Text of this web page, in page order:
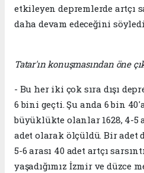
etkileyen depremlerde artçı
daha devam edeceğini
Tatar'ın konuşmasından öne
- Bu her iki çok sıra dışı
6 bini geçti. Şu anda 6 bin
büyüklükte olanlar 1628, 4-5
adet olarak ölçüldü. Bir adet
5-6 arası 40 adet artçı
yaşadığımız İzmir ve düzce